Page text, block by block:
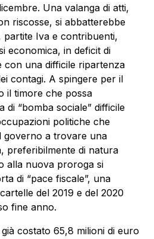
Una valanga di atti,
riscosse, si abbatterebbe
partite Iva e contribuenti,
economica, in deficit di
con una difficile ripartenza
contagi. A spingere per il
il timore che possa
di “bomba sociale” difficile
politiche che
governo a trovare una
preferibilmente di natura
alla nuova proroga si
di “pace fiscale”, una
del 2019 e del 2020
fine anno.
costato 65,8 milioni di euro